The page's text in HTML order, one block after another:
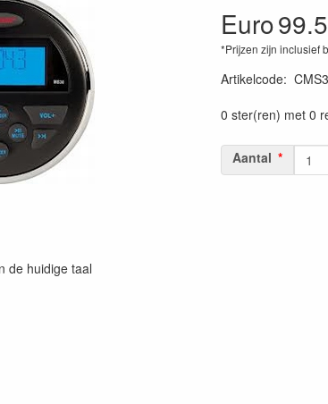
Euro
*Prijzen zijn inclusief
Artikelcode:
0 ster(ren) met 0
Aantal
de huidige taal